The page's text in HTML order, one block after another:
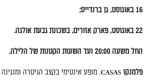
16 באוגוסט,גן ברנדייס;
22 באוגוסט,פארק אזורים,בשכונת גבעת אולגה.
החל משעה 20:00 ועד השעות הקטנות של הלילה.
פלמנקוCASAS
. מופע אינטימי בקצב הגיטרה